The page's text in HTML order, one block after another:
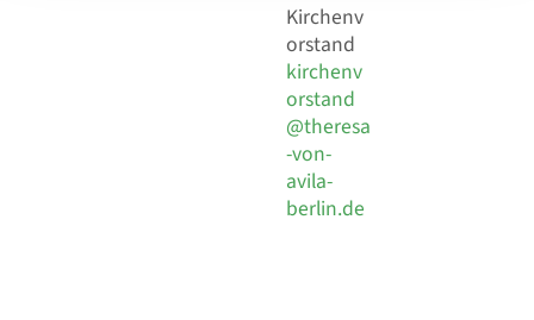
Kirchenv
orstand
kirchenv
orstand
@theresa
-von-
avila-
berlin.de